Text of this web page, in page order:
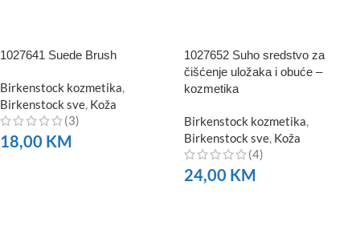
1027641 Suede Brush
Birkenstock kozmetika
Birkenstock sve Koža
(3)
18,00 KM
1027652 Suho sredstvo za
čišćenje uložaka i obuće –
kozmetika
Birkenstock kozmetika
Birkenstock sve Koža
(4)
24,00 KM